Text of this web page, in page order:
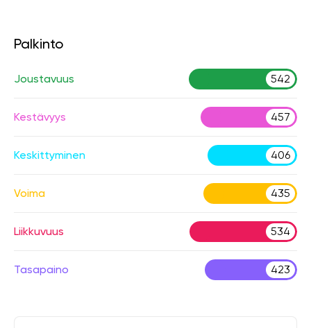
Palkinto
Joustavuus 542
Kestävyys 457
Keskittyminen 406
Voima 435
Liikkuvuus 534
Tasapaino 423